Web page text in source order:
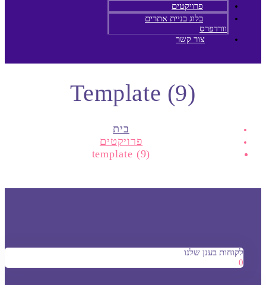
פרויקטים
בלוג בניית אתרים
וורדפרס
צור קשר
Template (9)
בית
פרויקטים
template (9)
לקוחות בענן שלנו
0